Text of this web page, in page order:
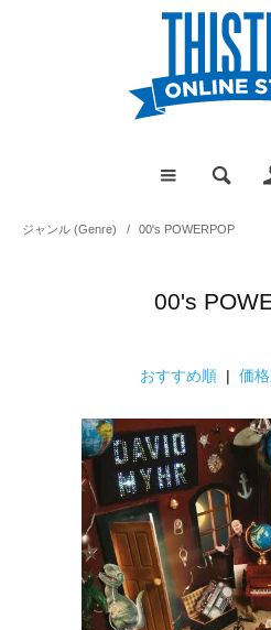
ジャンル (Genre) / 00's POWERPOP
00's
おすすめ順 | 価